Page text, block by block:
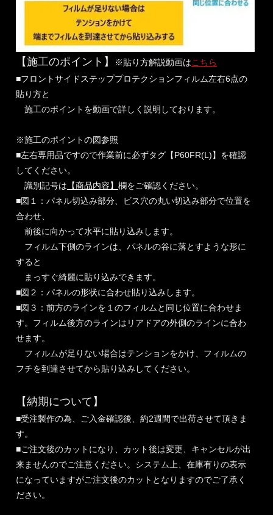
【施工のポイント】 ※貼り方解説動画はこちら
■フロントサイドステッププロテクションフィルム左右6点の
貼り方と
施工のポイントを動画で詳しく説明しております。
※施工のポイントの図参照
■左右専用品ですので作業前に必ずタグ【P60FR(L)】を確認
してください。
識別記号は 【商品内容】欄をご確認ください。
■図１：パネル切込み部分、ビス穴の丸い切込み部分で位置を
合わせ、
前後に向かって水平に貼り込みします。
フィルム下側のラインは、パネルの谷に落とすような形に
すると
まっすぐ綺麗に貼り込みできます。
■図２：パネルの形状に合わせ貼り込みします。
■図３：前方のラインを１のフィルムと同じ位置に合わせま
す。フィルム後方のラインはリアドアの外側のラインに合わ
せます。
フィルムが足りない場合はテンションをかけ、フィルムの
フチを到達させてから貼り込みしてください。
【納期について】
■受注製作の為、ご入金確認後、約2週間で出荷させて頂きま
す。
■ご注文後のカットになり、カット後は変更、キャンセルが出
来ませんのでご注意ください。システム上、在庫有りの表示
になっていますがご注文後のカットとなりますのでご了承く
ださい。